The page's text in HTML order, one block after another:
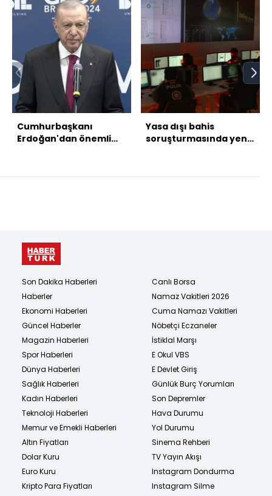
Cumhurbaşkanı
Erdoğan'dan önemli
Yasa dışı bahis
soruşturmasında yeni
Son Dakika Haberleri
Haberler
Ekonomi Haberleri
Güncel Haberler
Magazin Haberleri
Spor Haberleri
Dünya Haberleri
Sağlık Haberleri
Kadın Haberleri
Teknoloji Haberleri
Memur ve Emekli Haberleri
Altın Fiyatları
Dolar Kuru
Euro Kuru
Kripto Para Fiyatları
Canlı Borsa
Namaz Vakitleri 2026
Cuma Namazı Vakitleri
Nöbetçi Eczaneler
İstiklal Marşı
E Okul VBS
E Devlet Giriş
Günlük Burç Yorumları
Son Depremler
Hava Durumu
Yol Durumu
Sinema Rehberi
TV Yayın Akışı
Instagram Dondurma
Instagram Silme